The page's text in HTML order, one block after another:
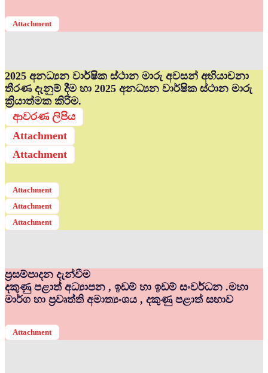
Attachment
2025 අනධ්‍යන වාර්ෂික ස්ථාන මාරු අවසන් අභියාචනා
තීරණ දැනුම් දීම හා 2025 අනධ්‍යන වාර්ෂික ස්ථාන මාරු
ක්‍රියාත්මක කිරිම.
ආවරණ ලිපිය
Attachment
Attachment
Attachment
Attachment
Attachment
ප්‍රසම්පාදන දැන්වීම
දකුණු පළාත් අධ්‍යාපන , ඉඩම් හා ඉඩම් සංවර්ධන .මහා
මාර්ග හා ප්‍රවෘත්ති අමාත්‍යංශය , දකුණු පළාත් සභාව
Attachment